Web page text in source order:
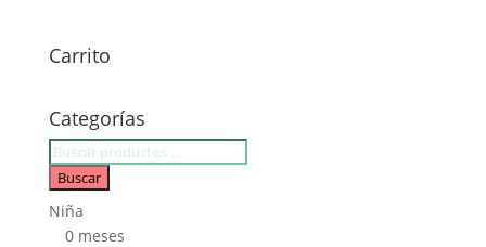
Carrito
Categorías
Búsqueda
de
Buscar
Niña
0 meses